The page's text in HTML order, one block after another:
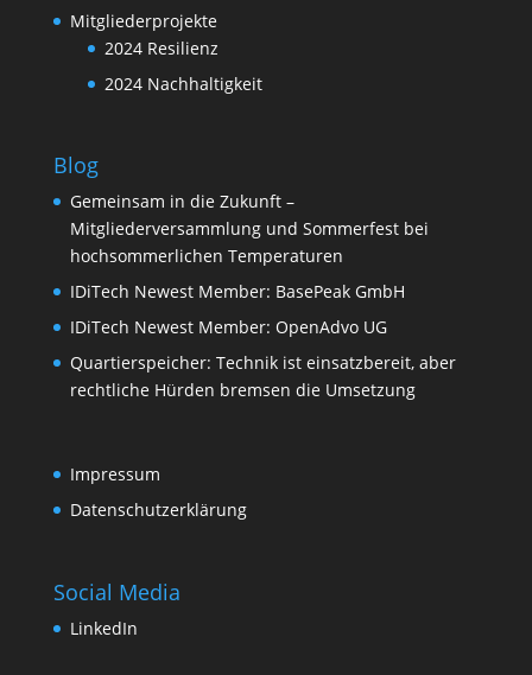
Mitgliederprojekte
2024 Resilienz
2024 Nachhaltigkeit
Blog
Gemeinsam in die Zukunft –
Mitgliederversammlung und Sommerfest bei
hochsommerlichen Temperaturen
IDiTech Newest Member: BasePeak GmbH
IDiTech Newest Member: OpenAdvo UG
Quartierspeicher: Technik ist einsatzbereit, aber
rechtliche Hürden bremsen die Umsetzung
Impressum
Datenschutzerklärung
Social Media
LinkedIn